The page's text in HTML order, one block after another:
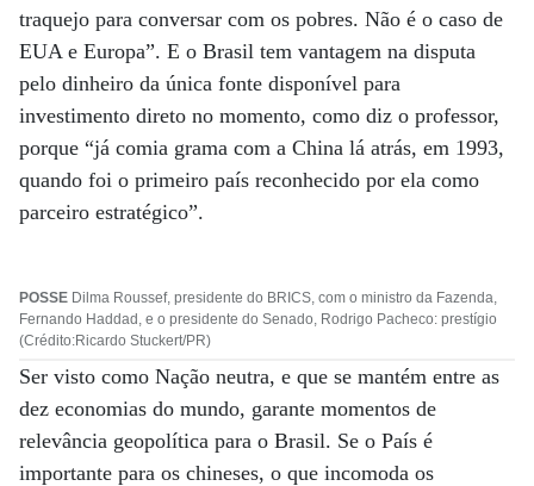
traquejo para conversar com os pobres. Não é o caso de
EUA e Europa”. E o Brasil tem vantagem na disputa
pelo dinheiro da única fonte disponível para
investimento direto no momento, como diz o professor,
porque “já comia grama com a China lá atrás, em 1993,
quando foi o primeiro país reconhecido por ela como
parceiro estratégico”.
POSSE Dilma Roussef, presidente do BRICS, com o ministro da Fazenda,
Fernando Haddad, e o presidente do Senado, Rodrigo Pacheco: prestígio
(Crédito:Ricardo Stuckert/PR)
Ser visto como Nação neutra, e que se mantém entre as
dez economias do mundo, garante momentos de
relevância geopolítica para o Brasil. Se o País é
importante para os chineses, o que incomoda os